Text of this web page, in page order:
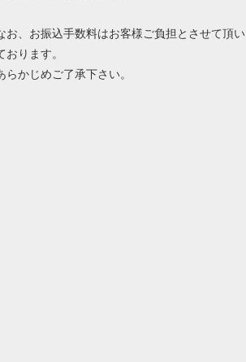
お、お振込手数料はお客様ご負担とさせて頂い
おります。
らかじめご了承下さい。